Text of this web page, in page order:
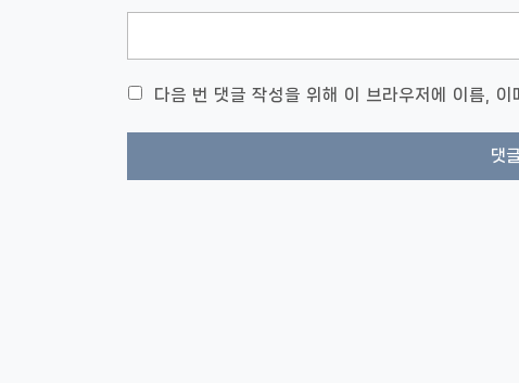
다음 번 댓글 작성을 위해 이 브라우저에 이름, 이